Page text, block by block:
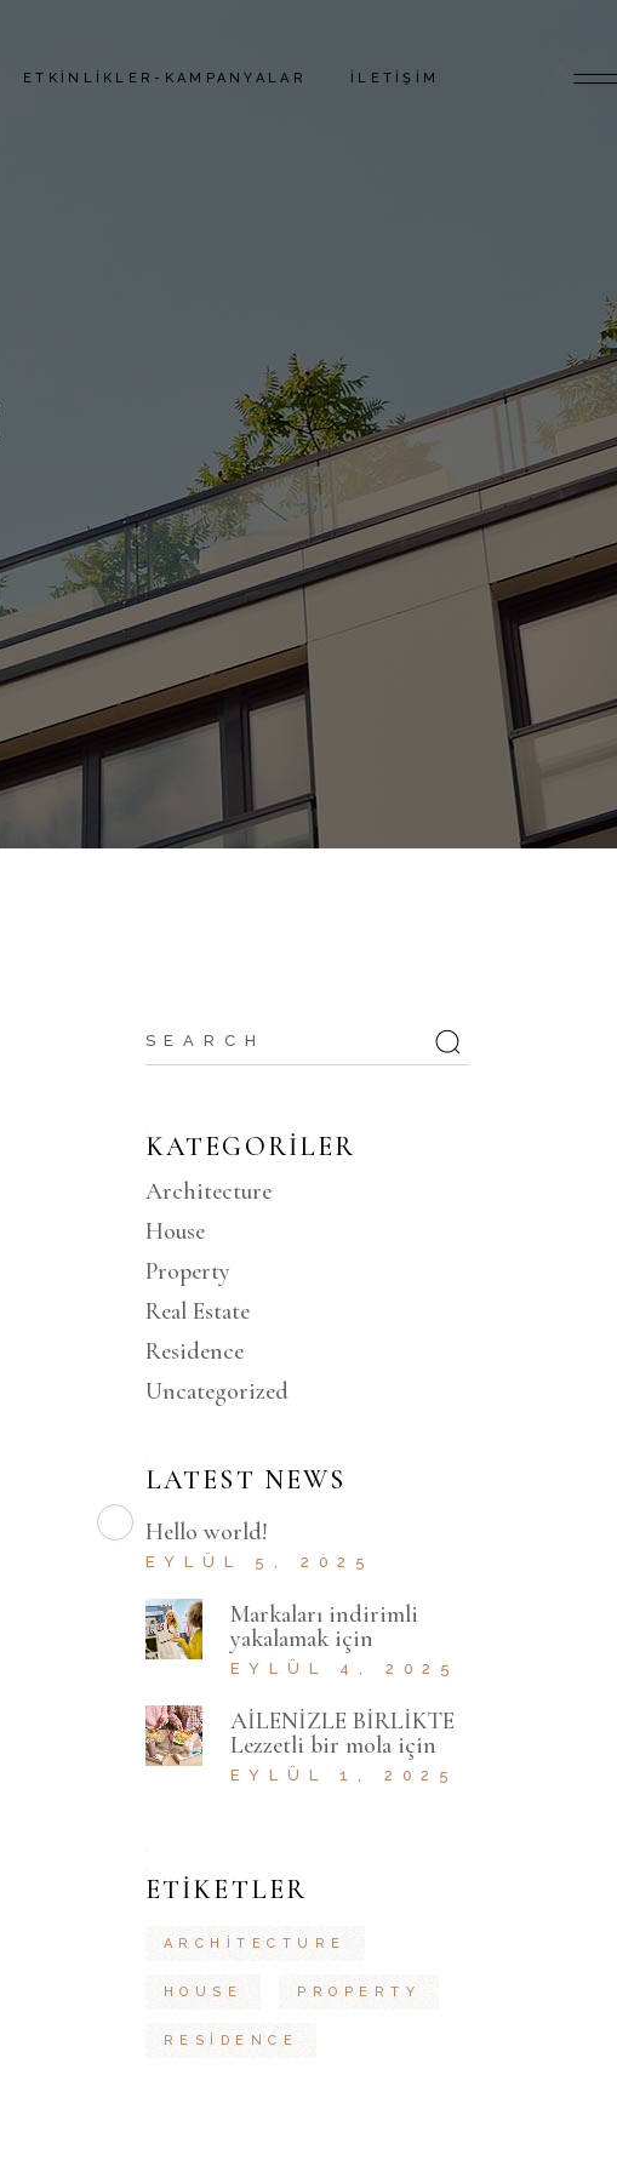
ETKINLIKLER-KAMPANYALAR İLETIŞIM
Search
KATEGORILER
Architecture
House
Property
Real Estate
Residence
Uncategorized
LATEST NEWS
Hello world!
EYLÜL 5, 2025
Markaları indirimli
yakalamak için
EYLÜL 4, 2025
AİLENİZLE BİRLİKTE
Lezzetli bir mola için
EYLÜL 1, 2025
ETIKETLER
ARCHITECTURE
HOUSE PROPERTY
RESIDENCE